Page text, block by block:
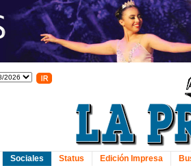
Sociales
Status Edición Impresa